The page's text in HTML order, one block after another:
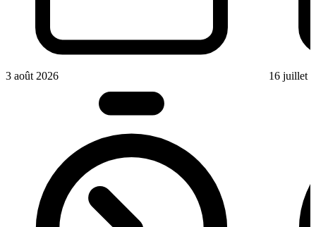
3 août 2026 16 juillet